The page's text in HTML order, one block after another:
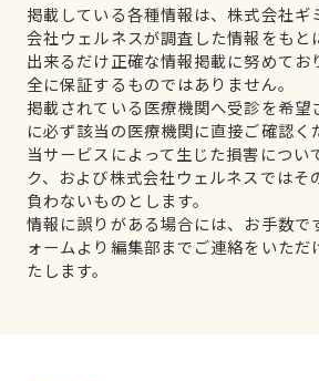
掲載している各種情報は、株式会社ギ
会社ウェルネスが調査した情報をもと
出来るだけ正確な情報掲載に努めてお
全に保証するものではありません。
掲載されている医療機関へ受診を希望
に必ず該当の医療機関に直接ご確認く
当サービスによって生じた損害につい
ク、および株式会社ウェルネスではそ
負わないものとします。
情報に誤りがある場合には、お手数で
ォームより編集部までご連絡をいただ
たします。